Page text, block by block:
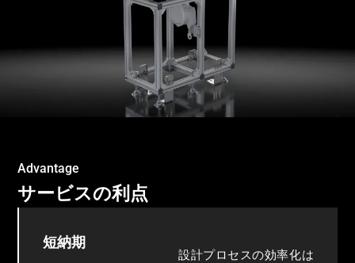
Advantage
サービスの利点
短納期
設計プロセスの効率化は